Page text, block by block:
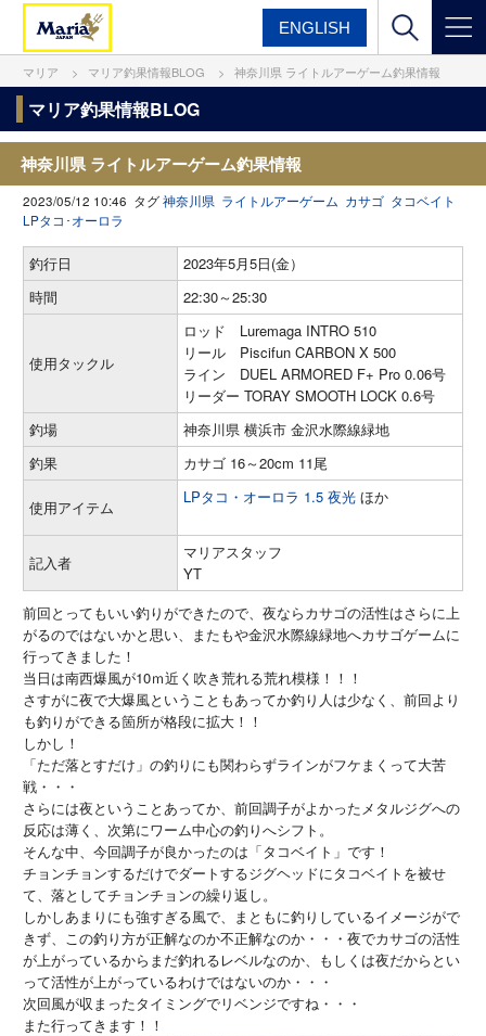
ENGLISH
マリア マリア釣果情報BLOG 神奈川県 ライトルアーゲーム釣果情報
マリア釣果情報BLOG
神奈川県 ライトルアーゲーム釣果情報
2023/05/12 10:46 タグ神奈川県 ライトルアーゲーム カサゴ タコベイト
LPタコ･オーロラ
釣行日
2023年5月5日(金）
時間
22:30～25:30
使用タックル
ロッド Luremaga INTRO 510
リール Piscifun CARBON X 500
ライン DUEL ARMORED F+ Pro 0.06号
リーダー TORAY SMOOTH LOCK 0.6号
釣場
神奈川県 横浜市 金沢水際線緑地
釣果
カサゴ 16～20cm 11尾
使用アイテム
LPタコ・オーロラ 1.5 夜光ほか
記入者
マリアスタッフ
YT
前回とってもいい釣りができたので、夜ならカサゴの活性はさらに上
がるのではないかと思い、またもや金沢水際線緑地へカサゴゲームに
行ってきました！
当日は南西爆風が10ｍ近く吹き荒れる荒れ模様！！！
さすがに夜で大爆風ということもあってか釣り人は少なく、前回より
も釣りができる箇所が格段に拡大！！
しかし！
「ただ落とすだけ」の釣りにも関わらずラインがフケまくって大苦
戦・・・
さらには夜ということあってか、前回調子がよかったメタルジグへの
反応は薄く、次第にワーム中心の釣りへシフト。
そんな中、今回調子が良かったのは「タコベイト」です！
チョンチョンするだけでダートするジグヘッドにタコベイトを被せ
て、落としてチョンチョンの繰り返し。
しかしあまりにも強すぎる風で、まともに釣りしているイメージがで
きず、この釣り方が正解なのか不正解なのか・・・夜でカサゴの活性
が上がっているからまだ釣れるレベルなのか、もしくは夜だからとい
って活性が上がっているわけではないのか・・・
次回風が収まったタイミングでリベンジですね・・・
また行ってきます！！